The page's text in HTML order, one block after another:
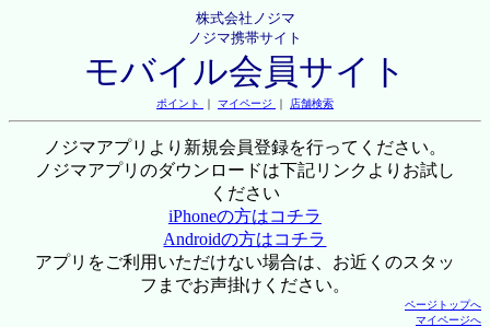
株式会社ノジマ
ノジマ携帯サイト
モバイル会員サイト
ポイント ｜ マイページ ｜ 店舗検索
ノジマアプリより新規会員登録を行ってください。
ノジマアプリのダウンロードは下記リンクよりお試し
ください
iPhoneの方はコチラ
Androidの方はコチラ
アプリをご利用いただけない場合は、お近くのスタッ
フまでお声掛けください。
ページトップへ
マイページへ